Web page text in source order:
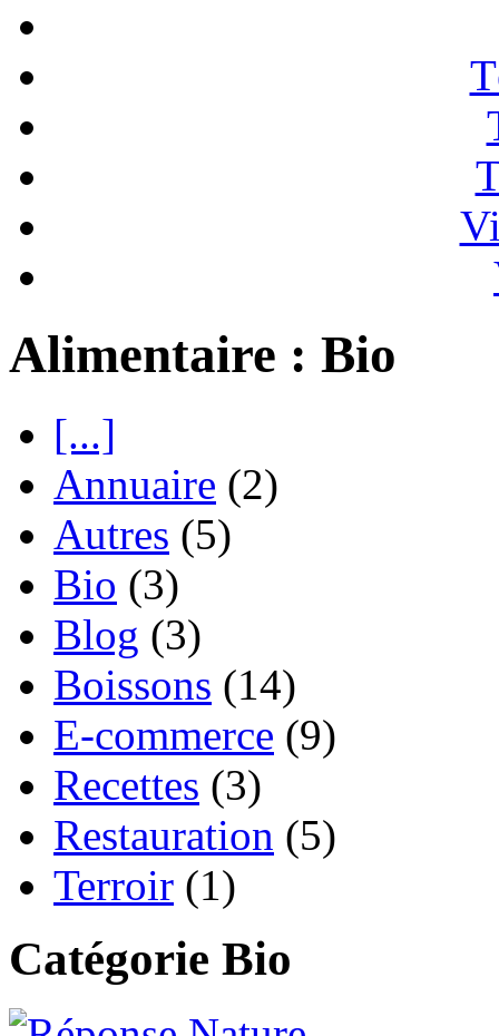
Alimentaire : Bio
[...]
Annuaire (2)
Autres (5)
Bio (3)
Blog (3)
Boissons (14)
E-commerce (9)
Recettes (3)
Restauration (5)
Terroir (1)
Catégorie Bio